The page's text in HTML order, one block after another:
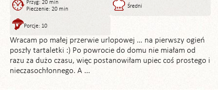
Przyg: 20 min
Pieczenie: 20 min
Średni
Porcje: 10
Wracam po małej przerwie urlopowej … na pierwszy ogień
poszły tartaletki :) Po powrocie do domu nie miałam od
razu za dużo czasu, więc postanowiłam upiec coś prostego i
nieczasochłonnego. A ...